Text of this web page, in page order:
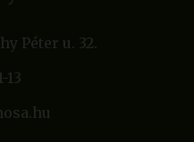
Péter u. 32.
13